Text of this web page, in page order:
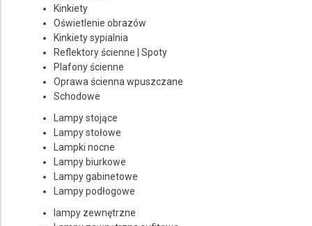
Kinkiety
Oświetlenie obrazów
Kinkiety sypialnia
Reflektory ścienne | Spoty
Plafony ścienne
Oprawa ścienna wpuszczane
Schodowe
Lampy stojące
Lampy stołowe
Lampki nocne
Lampy biurkowe
Lampy gabinetowe
Lampy podłogowe
lampy zewnętrzne